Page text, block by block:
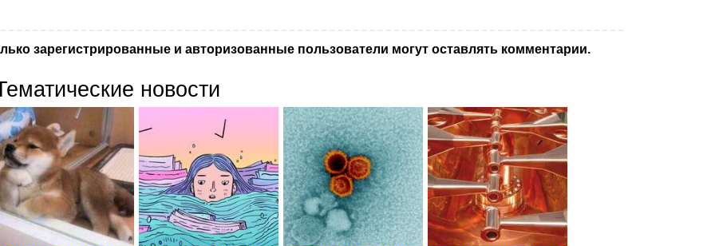
зарегистрированные и авторизованные пользователи могут оставлять комментарии.
новости